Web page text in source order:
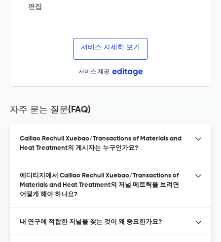
편집
서비스 자세히 보기
서비스 제공
자주 묻는 질문(FAQ)
Cailiao Rechuli Xuebao/Transactions of Materials and
Heat Treatment의 게시자는 누구인가요?
에디티지에서 Cailiao Rechuli Xuebao/Transactions of
Materials and Heat Treatment의 저널 메트릭을 보려면
어떻게 해야 하나요?
내 연구에 적합한 저널을 찾는 것이 왜 중요한가요?